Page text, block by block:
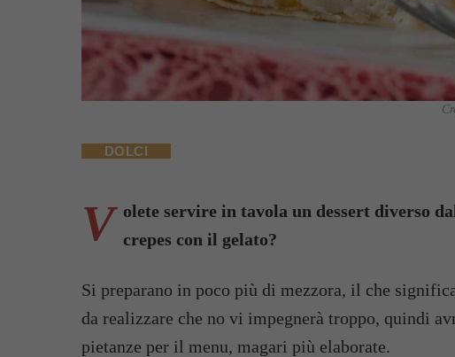
DOLCI
V olete servire in tavola un dessert diverso
crepes con il gelato?
Si preparano in poco più di mezzora, il che
da realizzare che no vi impegnerà troppo, quindi
pietanze per il menu, magari più elaborate.